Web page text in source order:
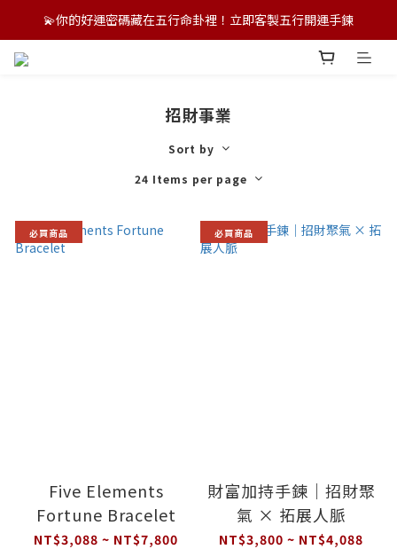
💫你的好運密碼藏在五行命卦裡！立即客製五行開運手鍊
💫你的好運密碼藏在五行命卦裡！立即客製五行開運手鍊
🌏 港澳新加坡跨境配送中｜支援多幣別結帳，訂製專屬好運！
招財事業
Sort by
24 Items per page
必買商品
Five Elements
Fortune Bracelet
NT$3,088 ~ NT$7,800
必買商品
財富加持手鍊｜招財聚
氣 × 拓展人脈
NT$3,800 ~ NT$4,088